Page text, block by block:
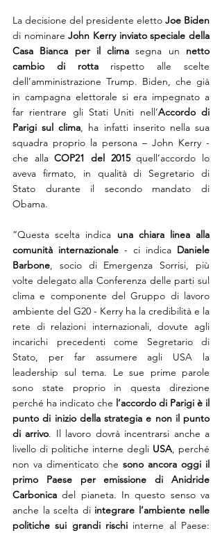
La decisione del presidente eletto Joe Biden
di nominare John Kerry inviato speciale della
Casa Bianca per il clima segna un netto
cambio di rotta rispetto alle scelte
dell’amministrazione Trump. Biden, che già
in campagna elettorale si era impegnato a
far rientrare gli Stati Uniti nell’Accordo di
Parigi sul clima , ha infatti inserito nella sua
squadra proprio la persona – John Kerry -
che alla COP21 del 2015 quell’accordo lo
aveva firmato, in qualità di Segretario di
Stato durante il secondo mandato di
Obama.
“Questa scelta indica una chiara linea alla
comunità internazionale - ci indica Daniele
Barbone , socio di Emergenza Sorrisi, più
volte delegato alla Conferenza delle parti sul
clima e componente del Gruppo di lavoro
ambiente del G20 - Kerry ha la credibilità e la
rete di relazioni internazionali, dovute agli
incarichi precedenti come Segretario di
Stato, per far assumere agli USA la
leadership sul tema. Le sue prime parole
sono state proprio in questa direzione
perché ha indicato che l’accordo di Parigi è il
punto di inizio della strategia e non il punto
di arrivo. Il lavoro dovrà incentrarsi anche a
livello di politiche interne degli USA , perché
non va dimenticato che sono ancora oggi il
primo Paese per emissione di Anidride
Carbonica del pianeta. In questo senso va
anche la scelta di integrare l’ambiente nelle
politiche sui grandi rischi interne al Paese: